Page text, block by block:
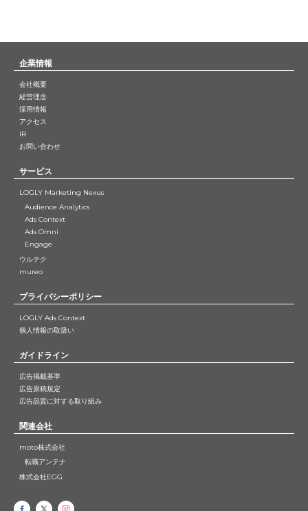
企業情報
会社概要
経営理念
採用情報
アクセス
IR
お問い合わせ
サービス
LOGLY Marketing Nexus
Audience Analytics
Ads Context
Ads Omni
Engage
ウルテク
mureo
プライバシーポリシー
LOGLY Ads Context
個人情報の取扱い
ガイドライン
広告掲載基準
広告原稿規定
広告品質に対する取り組み
関連会社
moto株式会社
転職アンテナ
株式会社EGG